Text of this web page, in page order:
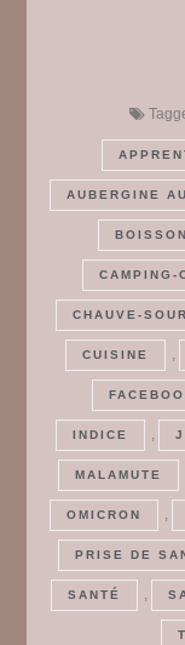
AUBERGINE
BOISSON
CAMPING-
CHAUVE-
CUISINE ,
INDICE ,
MALAMUTE
OMICRON ,
PRISE DE
SANTÉ ,